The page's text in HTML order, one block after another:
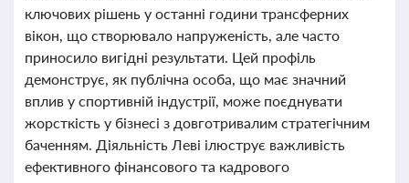
ключових рішень у останні години трансферних
вікон, що створювало напруженість, але часто
приносило вигідні результати. Цей профіль
демонструє, як публічна особа, що має значний
вплив у спортивній індустрії, може поєднувати
жорсткість у бізнесі з довготривалим стратегічним
баченням. Діяльність Леві ілюструє важливість
ефективного фінансового та кадрового